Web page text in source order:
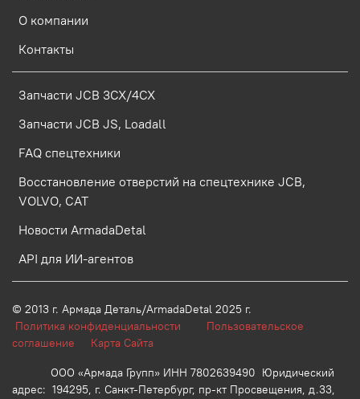
О компании
Контакты
Запчасти JCB 3CX/4CX
Запчасти JCB JS, Loadall
FAQ спецтехники
Восстановление отверстий на спецтехнике JCB,
VOLVO, CAT
Новости ArmadaDetal
API для ИИ-агентов
© 2013 г. Армада Деталь/ArmadaDetal 2025 г.
Политика конфиденциальности
Пользовательское
соглашение Карта Сайта
ООО «Армада Групп» ИНН 7802639490 Юридический
адрес: 194295, г. Санкт-Петербург, пр-кт Просвещения, д.33,